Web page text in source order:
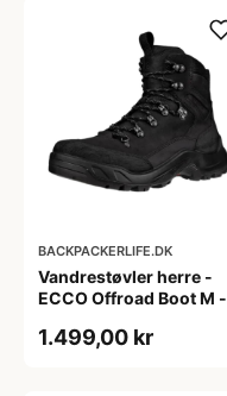
BACKPACKERLIFE.DK
Vandrestøvler herre -
ECCO Offroad Boot M -
1.499,00 kr